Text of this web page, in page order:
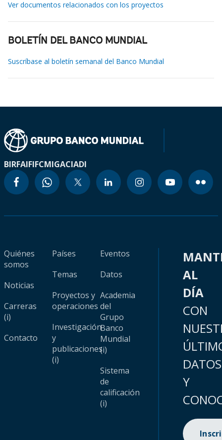
Ver documentos relacionados con los proyectos
BOLETÍN DEL BANCO MUNDIAL
Suscríbase al boletín semanal del Banco Mundial
BIRFAIFIFCMIGACIADI
Quiénes
somos
Noticias
Carreras
(i)
Contacto
Países
Temas
Proyectos y
operaciones
Investigación
y
publicaciones
(i)
Eventos
Datos
Academia
del
Grupo
Banco
Mundial
(i)
Sistema
de
calificación
(i)
AL
DÍA
CON
DATOS
Y